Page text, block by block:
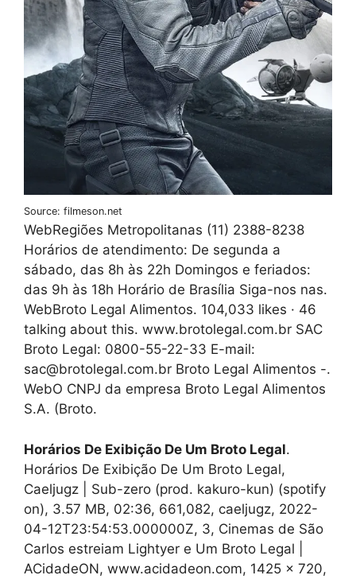
Source: filmeson.net
WebRegiões Metropolitanas (11) 2388-8238
Horários de atendimento: De segunda a
sábado, das 8h às 22h Domingos e feriados:
das 9h às 18h Horário de Brasília Siga-nos nas.
WebBroto Legal Alimentos. 104,033 likes · 46
talking about this. www.brotolegal.com.br SAC
Broto Legal: 0800-55-22-33 E-mail:
sac@brotolegal.com.br Broto Legal Alimentos -.
WebO CNPJ da empresa Broto Legal Alimentos
S.A. (Broto.
Horários De Exibição De Um Broto Legal.
Horários De Exibição De Um Broto Legal,
Caeljugz | Sub-zero (prod. kakuro-kun) (spotify
on), 3.57 MB, 02:36, 661,082, caeljugz, 2022-
04-12T23:54:53.000000Z, 3, Cinemas de São
Carlos estreiam Lightyer e Um Broto Legal |
ACidadeON, www.acidadeon.com, 1425 x 720,